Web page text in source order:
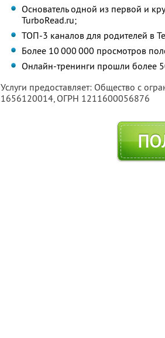
Основатель одной из первой и
TurboRead.ru;
ТОП-3 каналов для родителей в
Более 10 000 000 просмотров
Онлайн-тренинги прошли более
Услуги предоставляет: Общество с
1656120014, ОГРН 1211600056876